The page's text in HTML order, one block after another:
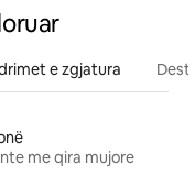
e zgjatura
me qira mujore